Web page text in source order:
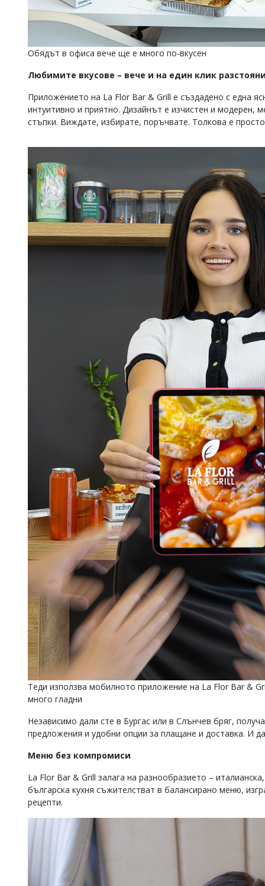
Обядът в офиса вече ще е много по-вкусен
Любимите вкусове – вече и на един клик
Приложението на La Flor Bar & Grill е създадено с една
интуитивно и приятно. Дизайнът е изчистен и модерен,
стъпки. Виждате, избирате, поръчвате. Толкова е
Теди използва мобилното приложение на La Flor Bar &
много гладни
Независимо дали сте в Бургас или в Слънчев бряг,
предложения и удобни опции за плащане и доставка. И
Меню без компромиси
La Flor Bar & Grill залага на разнообразието –
българска кухня съжителстват в балансирано меню,
рецепти.